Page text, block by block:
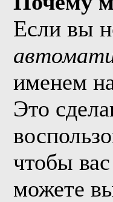
Если вы
именем
Это
чтобы
можете